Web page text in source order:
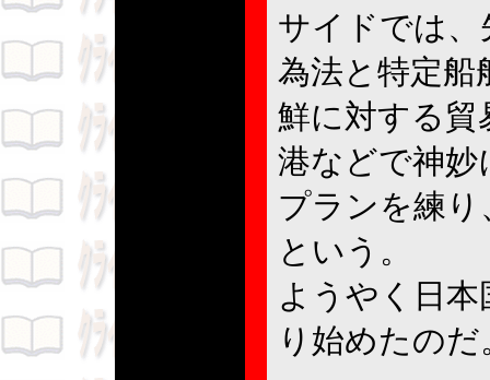
サイドでは、
為法と特定船
鮮に対する貿
港などで神妙
プランを練
という。
ようやく日
り始めたの